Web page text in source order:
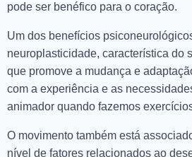
pode ser benéfico para o coração.
Um dos benefícios
neuroplasticidade, característica do
que promove a mudança e
com a experiência e as
animador quando fazemos
O movimento também está
nível de fatores relacionados ao